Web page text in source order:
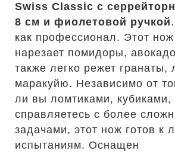
Swiss Classic с
8 см и фиолетовой ручкой
как профессионал. Этот
нарезает помидоры,
также легко режет гранаты,
маракуйю. Независимо от
ли вы ломтиками, кубиками,
справляетесь с более
задачами, этот нож готов к
испытаниям. Оснащен